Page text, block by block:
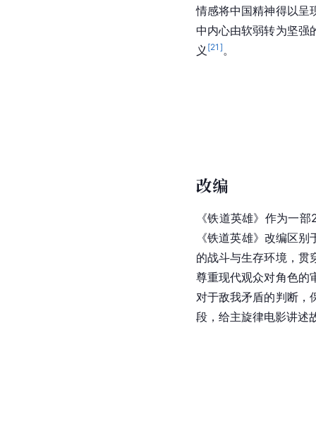
情感将中国精神得以呈
中内心由软弱转为坚强
义 [21 ]。
改编
《铁道英雄》作为一
《铁道英雄》改编区别
的战斗与生存环境，贯
尊重现代观众对角色的
对于敌我矛盾的判断，
段，给主旋律电影讲述